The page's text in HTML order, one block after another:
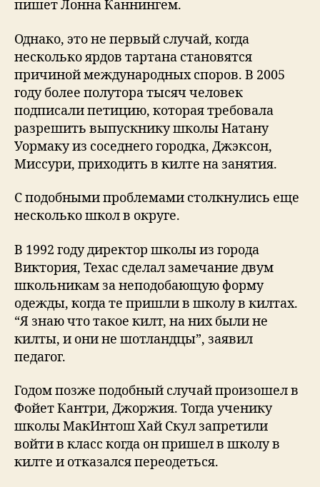
пишет Лонна Каннингем.
Однако, это не первый случай, когда
несколько ярдов тартана становятся
причиной международных споров. В 2005
году более полутора тысяч человек
подписали петицию, которая требовала
разрешить выпускнику школы Натану
Уормаку из соседнего городка, Джэксон,
Миссури, приходить в килте на занятия.
С подобными проблемами столкнулись еще
несколько школ в округе.
В 1992 году директор школы из города
Виктория, Техас сделал замечание двум
школьникам за неподобающую форму
одежды, когда те пришли в школу в килтах.
“Я знаю что такое килт, на них были не
килты, и они не шотландцы”, заявил
педагог.
Годом позже подобный случай произошел в
Фойет Кантри, Джоржия. Тогда ученику
школы МакИнтош Хай Скул запретили
войти в класс когда он пришел в школу в
килте и отказался переодеться.